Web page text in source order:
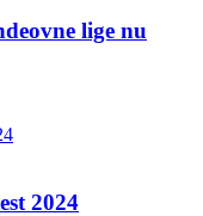
lige nu
2024